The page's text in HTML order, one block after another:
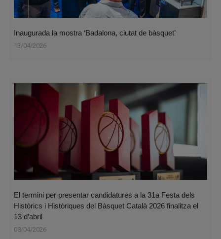
Inaugurada la mostra ‘Badalona, ciutat de bàsquet’
13/04/2026
El termini per presentar candidatures a la 31a Festa dels
Històrics i Històriques del Bàsquet Català 2026 finalitza el
13 d’abril
08/04/2026